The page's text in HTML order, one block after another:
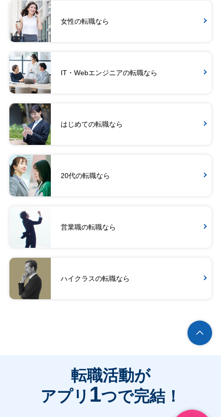
女性の転職なら
IT・Webエンジニアの転職なら
はじめての転職なら
20代の転職なら
営業職の転職なら
ハイクラスの転職なら
転職活動が
アプリ 1つで完結！